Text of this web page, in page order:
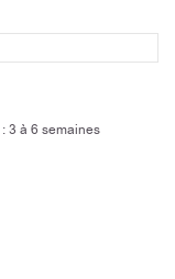
3 à 6 semaines